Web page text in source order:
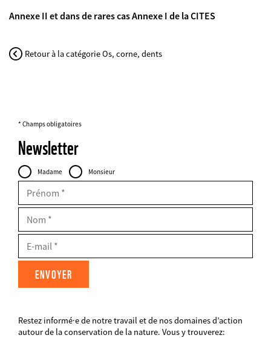
Annexe II et dans de rares cas Annexe I de la CITES
Retour à la catégorie Os, corne, dents
* Champs obligatoires
Newsletter
FIELDSET
Personal
Data
Civilité
Madame Monsieur
Prénom
Nom
Restez informé·e de notre travail et de nos domaines d’action
autour de la conservation de la nature. Vous y trouverez: